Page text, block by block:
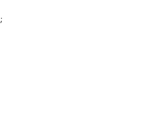
;